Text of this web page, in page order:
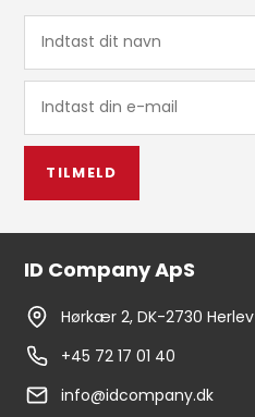
TILMELD
ID Company ApS
Hørkær 2, DK-2730 Herlev
+45 72 17 01 40
info@idcompany.dk